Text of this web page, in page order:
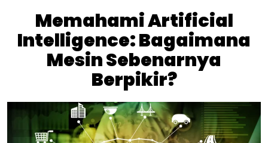
Memahami Artificial
Intelligence: Bagaimana
Mesin Sebenarnya
Berpikir?